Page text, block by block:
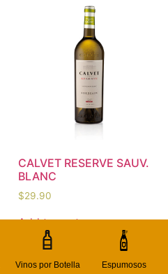
CALVET RESERVE SAUV.
BLANC
$29.90
Add to cart
Vinos por Botella Espumosos